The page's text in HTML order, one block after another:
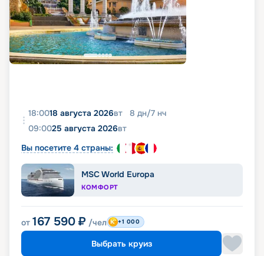
18:0018 августа 2026вт 8 дн/7 нч
09:0025 августа 2026вт
Вы посетите 4 страны:
MSC World Europa
КОМФОРТ
от 167 590 ₽ /чел +1 000
Выбрать круиз